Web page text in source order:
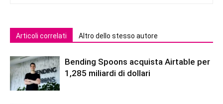
Articoli correlati Altro dello stesso autore
Bending Spoons acquista Airtable per
1,285 miliardi di dollari